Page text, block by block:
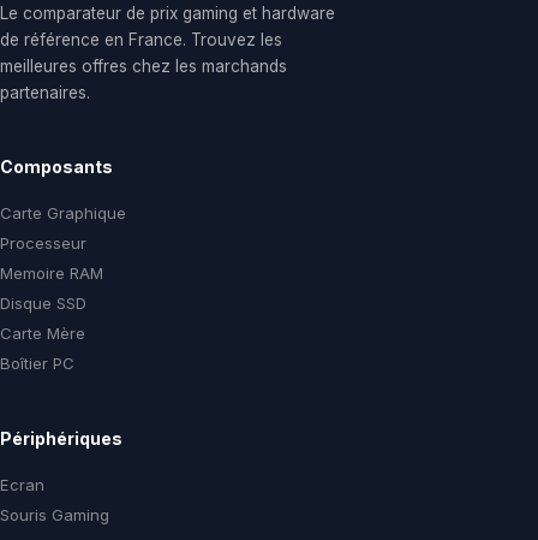
Le comparateur de prix gaming et hardware
de référence en France. Trouvez les
meilleures offres chez les marchands
partenaires.
Composants
Carte Graphique
Processeur
Memoire RAM
Disque SSD
Carte Mère
Boîtier PC
Périphériques
Ecran
Souris Gaming